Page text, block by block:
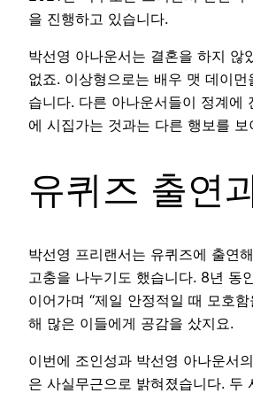
을 진행하고 있습니다.
박선영 아나운서는 결혼을 하지 않
없죠. 이상형으로는 배우 맷 데이먼
습니다. 다른 아나운서들이 정계에
에 시집가는 것과는 다른 행보를 보
유퀴즈 출연
박선영 프리랜서는 유퀴즈에 출연
고충을 나누기도 했습니다. 8년 동
이어가며 “제일 안정적일 때 모호
해 많은 이들에게 공감을 샀지요.
이번에 조인성과 박선영 아나운서
은 사실무근으로 밝혀졌습니다. 두